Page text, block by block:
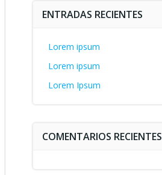
ENTRADAS RECIENTES
Lorem ipsum
Lorem ipsum
Lorem Ipsum
COMENTARIOS RECIENTES